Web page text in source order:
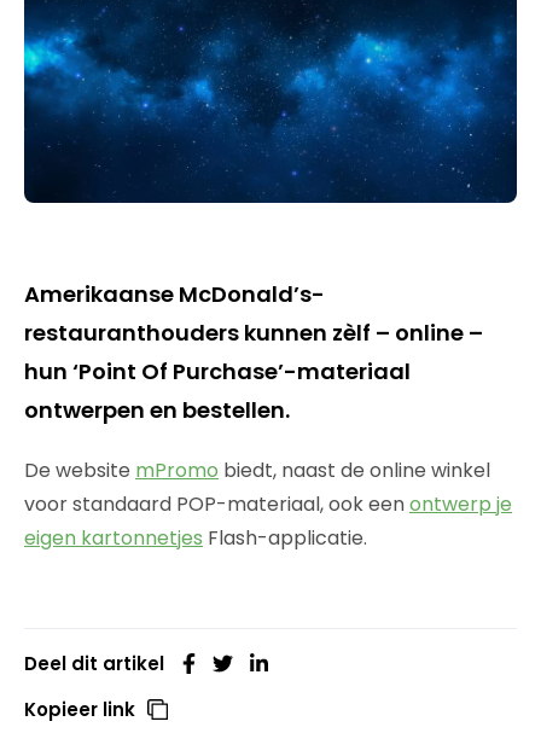
Amerikaanse McDonald’s-
restauranthouders kunnen zèlf – online –
hun ‘Point Of Purchase’-materiaal
ontwerpen en bestellen.
De website mPromo biedt, naast de online winkel
voor standaard POP-materiaal, ook eenontwerp je
eigen kartonnetjes Flash-applicatie.
Deel dit artikel
Kopieer link